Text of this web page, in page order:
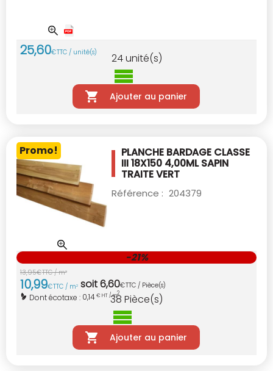
25,60€TTC / unité(s) 24unité(s)
Ajouter au panier
Promo! PLANCHE BARDAGE CLASSE
III 18X150 4,00MLSAPIN
TRAITE VERT
Référence : 204379
13,95€TTC / m2
10,99€TTC / m2 soit6,60€TTC / Pièce(s)
Dont écotaxe : 0,14€ HT / m2
-21%
38 Pièce(s)
Ajouter au panier